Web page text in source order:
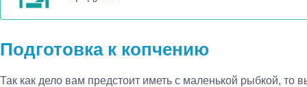
Подготовка к копчению
Так как дело вам предстоит иметь с маленькой рыбкой, то